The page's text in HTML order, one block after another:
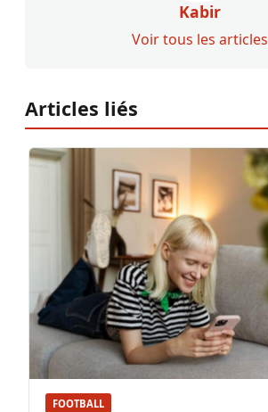
Kabir
Voir tous les articles
Articles liés
FOOTBALL